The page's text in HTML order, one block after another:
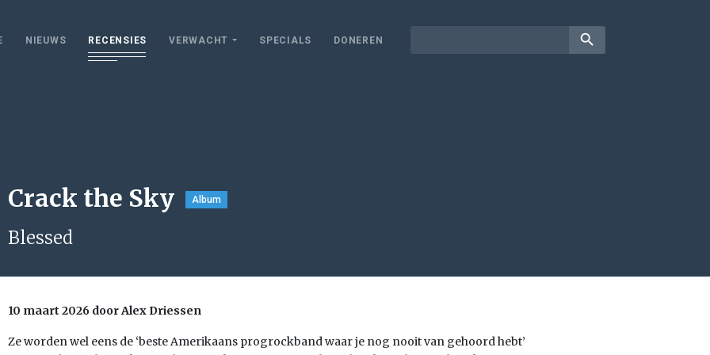
NIEUWS RECENSIES VERWACHT SPECIALS DONEREN search
Crack the Sky Album
Blessed
10 maart 2026 door Alex Driessen
Ze worden wel eens de ‘beste Amerikaans progrockband waar je nog nooit van gehoord hebt’